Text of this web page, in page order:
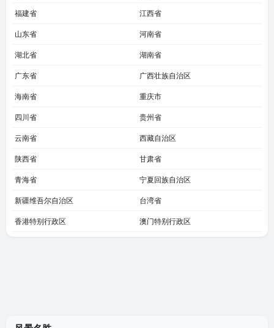
福建省 江西省
山东省 河南省
湖北省 湖南省
广东省 广西壮族自治区
海南省 重庆市
四川省 贵州省
云南省 西藏自治区
陕西省 甘肃省
青海省 宁夏回族自治区
新疆维吾尔自治区 台湾省
香港特别行政区 澳门特别行政区